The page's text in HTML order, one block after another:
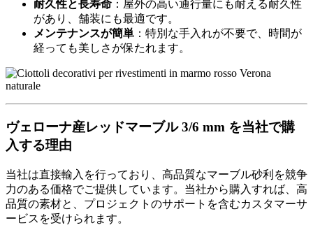
耐久性と長寿命 ：屋外の高い通行量にも耐える耐久性
があり、舗装にも最適です。
メンテナンスが簡単 ：特別な手入れが不要で、時間が
経っても美しさが保たれます。
ヴェローナ産レッドマーブル 3/6 mm を当社で購
入する理由
当社は直接輸入を行っており、高品質なマーブル砂利を競争
力のある価格でご提供しています。当社から購入すれば、高
品質の素材と、プロジェクトのサポートを含むカスタマーサ
ービスを受けられます。